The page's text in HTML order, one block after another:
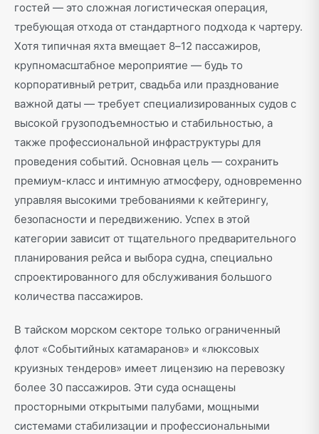
гостей — это сложная логистическая операция,
требующая отхода от стандартного подхода к чартеру.
Хотя типичная яхта вмещает 8–12 пассажиров,
крупномасштабное мероприятие — будь то
корпоративный ретрит, свадьба или празднование
важной даты — требует специализированных судов с
высокой грузоподъемностью и стабильностью, а
также профессиональной инфраструктуры для
проведения событий. Основная цель — сохранить
премиум-класс и интимную атмосферу, одновременно
управляя высокими требованиями к кейтерингу,
безопасности и передвижению. Успех в этой
категории зависит от тщательного предварительного
планирования рейса и выбора судна, специально
спроектированного для обслуживания большого
количества пассажиров.
В тайском морском секторе только ограниченный
флот «Событийных катамаранов» и «люксовых
круизных тендеров» имеет лицензию на перевозку
более 30 пассажиров. Эти суда оснащены
просторными открытыми палубами, мощными
системами стабилизации и профессиональными